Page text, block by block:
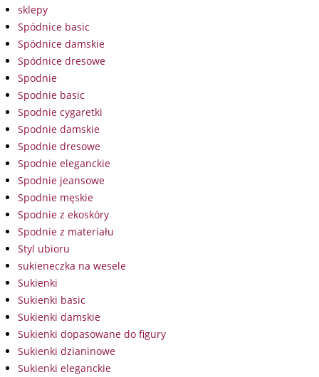
sklepy
Spódnice basic
Spódnice damskie
Spódnice dresowe
Spodnie
Spodnie basic
Spodnie cygaretki
Spodnie damskie
Spodnie dresowe
Spodnie eleganckie
Spodnie jeansowe
Spodnie męskie
Spodnie z ekoskóry
Spodnie z materiału
Styl ubioru
sukieneczka na wesele
Sukienki
Sukienki basic
Sukienki damskie
Sukienki dopasowane do figury
Sukienki dzianinowe
Sukienki eleganckie